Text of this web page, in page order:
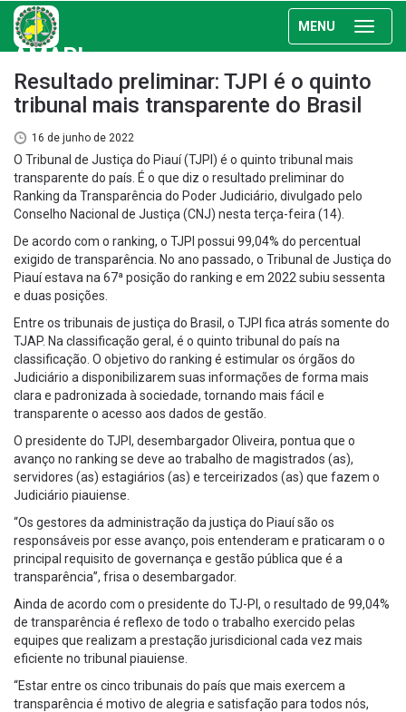
MENU
AMAPI
Resultado preliminar: TJPI é o quinto
tribunal mais transparente do Brasil
16 de junho de 2022
O Tribunal de Justiça do Piauí (TJPI) é o quinto tribunal mais
transparente do país. É o que diz o resultado preliminar do
Ranking da Transparência do Poder Judiciário, divulgado pelo
Conselho Nacional de Justiça (CNJ) nesta terça-feira (14).
De acordo com o ranking, o TJPI possui 99,04% do percentual
exigido de transparência. No ano passado, o Tribunal de Justiça do
Piauí estava na 67ª posição do ranking e em 2022 subiu sessenta
e duas posições.
Entre os tribunais de justiça do Brasil, o TJPI fica atrás somente do
TJAP. Na classificação geral, é o quinto tribunal do país na
classificação. O objetivo do ranking é estimular os órgãos do
Judiciário a disponibilizarem suas informações de forma mais
clara e padronizada à sociedade, tornando mais fácil e
transparente o acesso aos dados de gestão.
O presidente do TJPI, desembargador Oliveira, pontua que o
avanço no ranking se deve ao trabalho de magistrados (as),
servidores (as) estagiários (as) e terceirizados (as) que fazem o
Judiciário piauiense.
“Os gestores da administração da justiça do Piauí são os
responsáveis por esse avanço, pois entenderam e praticaram o o
principal requisito de governança e gestão pública que é a
transparência”, frisa o desembargador.
Ainda de acordo com o presidente do TJ-PI, o resultado de 99,04%
de transparência é reflexo de todo o trabalho exercido pelas
equipes que realizam a prestação jurisdicional cada vez mais
eficiente no tribunal piauiense.
“Estar entre os cinco tribunais do país que mais exercem a
transparência é motivo de alegria e satisfação para todos nós,